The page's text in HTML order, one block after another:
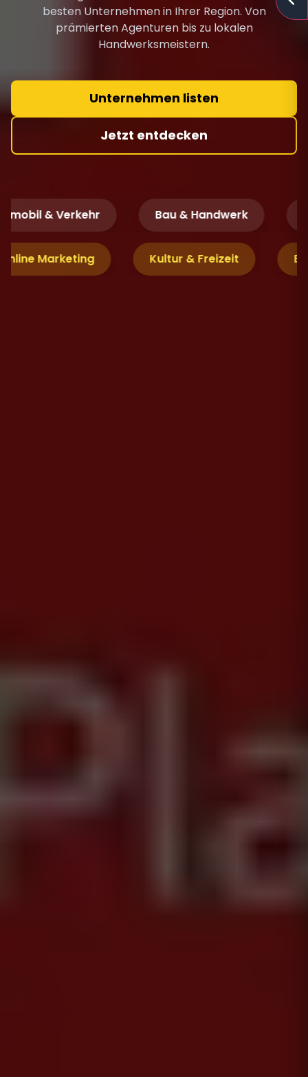
besten Unternehmen in Ihrer Region. Von
prämierten Agenturen bis zu lokalen
Handwerksmeistern.
Unternehmen listen
Jetzt entdecken
& Verkehr Bau & Handwerk
OnlineMarketing Kultur & Freizeit